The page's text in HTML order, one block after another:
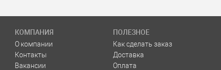
КОМПАНИЯ
О компании
Контакты
Вакансии
ПОЛЕЗНОЕ
Как сделать заказ
Доставка
Оплата